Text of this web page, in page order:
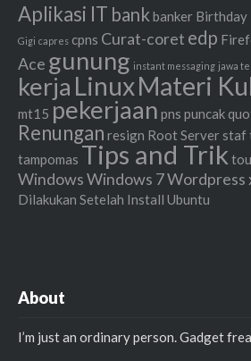
Aplikasi IT bank banker Birthday
Gigi capres cpns Curat-coret edp
Ace gunung instant messaging jawa
kerja LinuxMateri
mt15 pekerjaan pns puncak
Renungan resign Root Server staf
tampomas Tips and Trik
WindowsWindows 7Wordpress
Dilakukan Setelah Install Ubuntu
About
I’m just an ordinary person. Gadget